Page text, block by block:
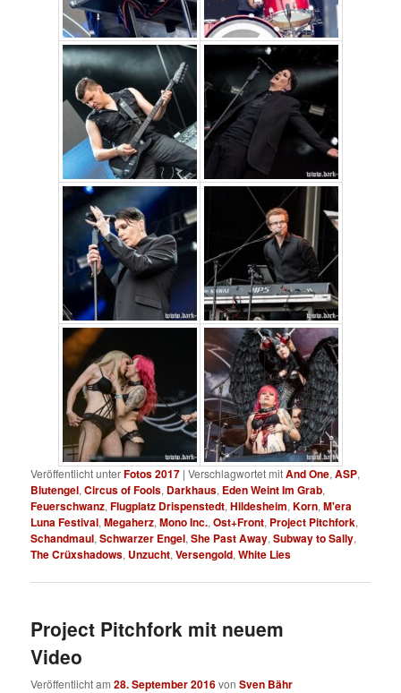
Veröffentlicht unterFotos 2017 |Verschlagwortet mitAnd One,ASP,
Blutengel,Circus of Fools, Darkhaus, Eden Weint Im Grab,
Feuerschwanz,Flugplatz Drispenstedt,Hildesheim,Korn,M'era
Luna Festival,Megaherz,Mono Inc.,Ost+Front, Project Pitchfork,
Schandmaul,Schwarzer Engel,She Past Away,Subway to Sally,
The Crüxshadows, Unzucht,Versengold,White Lies
Project Pitchfork mit neuem
Video
Veröffentlicht am28. September 2016vonSven Bähr